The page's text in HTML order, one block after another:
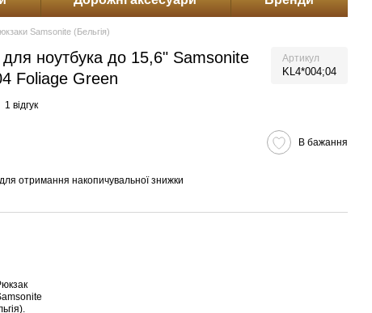
Samsonite (Бельгія)
для ноутбука до 15,6" Samsonite
Foliage Green
Артикул
KL4*004;04
1 відгук
В бажання
для отримання накопичувальної знижки